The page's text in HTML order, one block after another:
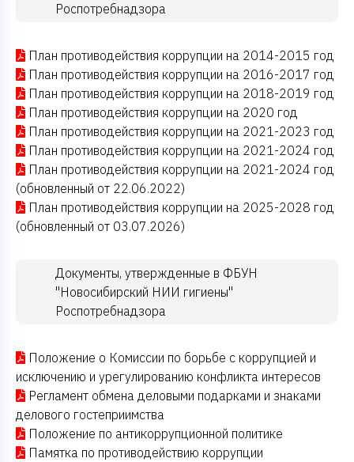
Роспотребнадзора
План противодействия коррупции на 2014-2015 год
План противодействия коррупции на 2016-2017 год
План противодействия коррупции на 2018-2019 год
План противодействия коррупции на 2020 год
План противодействия коррупции на 2021-2023 год
План противодействия коррупции на 2021-2024 год
План противодействия коррупции на 2021-2024 год
(обновленный от 22.06.2022)
План противодействия коррупции на 2025-2028 год
(обновленный от 03.07.2026)
Документы, утвержденные в ФБУН
"Новосибирский НИИ гигиены"
Роспотребнадзора
Положение о Комиссии по борьбе с коррупцией и
исключению и урегулированию конфликта интересов
Регламент обмена деловыми подарками и знаками
делового гостеприимства
Положение по антикоррупционной политике
Памятка по противодействию коррупции